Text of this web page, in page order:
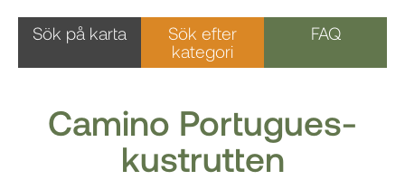
Sök på karta
Sök efter
kategori
FAQ
Camino Portugues-
kustrutten